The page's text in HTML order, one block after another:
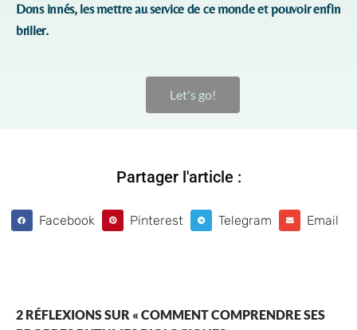
Dons innés, les mettre au service de ce monde et pouvoir enfin
briller.
Let's go!
Partager l'article :
Facebook Pinterest Telegram Email
2 RÉFLEXIONS SUR « COMMENT COMPRENDRE SES